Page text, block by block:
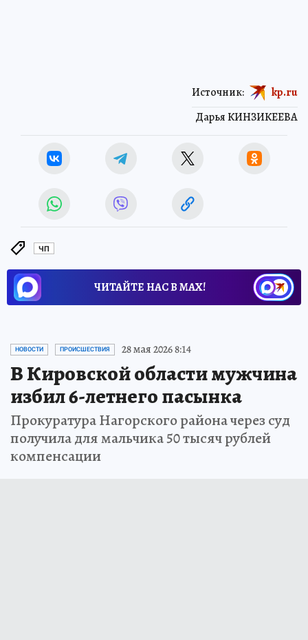
Дарья КИНЗИКЕЕВА
Источник: kp.ru
ЧП
ЧИТАЙТЕ НАС В МАХ!
НОВОСТИ ПРОИСШЕСТВИЯ 28 мая 2026 8:14
В Кировской области мужчина
избил 6-летнего пасынка
Прокуратура Нагорского района через суд
получила для мальчика 50 тысяч рублей
компенсации